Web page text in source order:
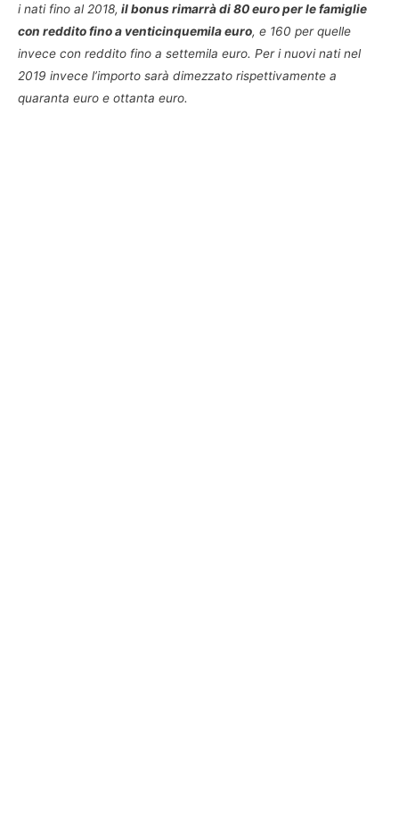
i nati fino al 2018, il bonus rimarrà di 80 euro per le famiglie
con reddito fino a venticinquemila euro, e 160 per quelle
invece con reddito fino a settemila euro. Per i nuovi nati nel
2019 invece l’importo sarà dimezzato rispettivamente a
quaranta euro e ottanta euro.